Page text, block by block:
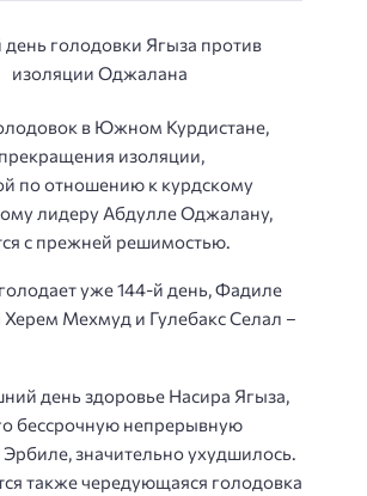
в Южном Курдистане,
изоляции,
по отношению к курдскому
лидеру Абдулле Оджалану,
с прежней решимостью.
уже 144-й день, Фадиле
Херем Мехмуд и Гулебакс Селал –
день здоровье Насира Ягыза,
бессрочную непрерывную
Эрбиле, значительно ухудшилось.
также чередующаяся голодовка